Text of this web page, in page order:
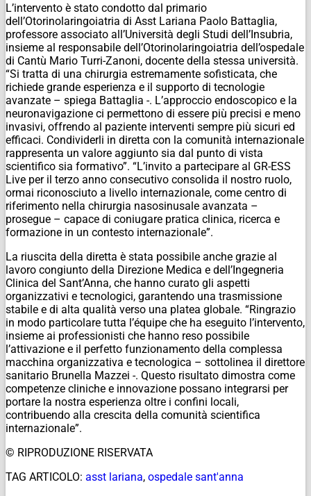
L’intervento è stato condotto dal primario
dell’Otorinolaringoiatria di Asst Lariana Paolo Battaglia,
professore associato all’Università degli Studi dell’Insubria,
insieme al responsabile dell’Otorinolaringoiatria dell’ospedale
di Cantù Mario Turri-Zanoni, docente della stessa università.
“Si tratta di una chirurgia estremamente sofisticata, che
richiede grande esperienza e il supporto di tecnologie
avanzate – spiega Battaglia -. L’approccio endoscopico e la
neuronavigazione ci permettono di essere più precisi e meno
invasivi, offrendo al paziente interventi sempre più sicuri ed
efficaci. Condividerli in diretta con la comunità internazionale
rappresenta un valore aggiunto sia dal punto di vista
scientifico sia formativo”. “L’invito a partecipare al GR-ESS
Live per il terzo anno consecutivo consolida il nostro ruolo,
ormai riconosciuto a livello internazionale, come centro di
riferimento nella chirurgia nasosinusale avanzata –
prosegue – capace di coniugare pratica clinica, ricerca e
formazione in un contesto internazionale”.
La riuscita della diretta è stata possibile anche grazie al
lavoro congiunto della Direzione Medica e dell’Ingegneria
Clinica del Sant’Anna, che hanno curato gli aspetti
organizzativi e tecnologici, garantendo una trasmissione
stabile e di alta qualità verso una platea globale. “Ringrazio
in modo particolare tutta l’équipe che ha eseguito l’intervento,
insieme ai professionisti che hanno reso possibile
l’attivazione e il perfetto funzionamento della complessa
macchina organizzativa e tecnologica – sottolinea il direttore
sanitario Brunella Mazzei -. Questo risultato dimostra come
competenze cliniche e innovazione possano integrarsi per
portare la nostra esperienza oltre i confini locali,
contribuendo alla crescita della comunità scientifica
internazionale”.
© RIPRODUZIONE RISERVATA
TAG ARTICOLO: asst lariana, ospedale sant'anna